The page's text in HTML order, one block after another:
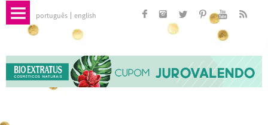
português english